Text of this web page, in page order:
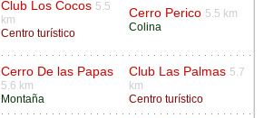
Club Los Cocos 5.5
km
Centro turístico
Cerro Perico 5.5 km
Colina
Cerro De las Papas
5.6 km
Montaña
Club Las Palmas 5.7
km
Centro turístico